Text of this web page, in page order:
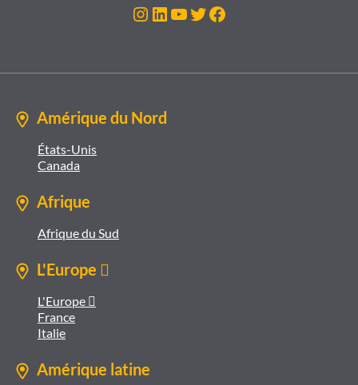
Instagram
LinkedIn
YouTube
Twitter
Facebook
Amérique du Nord
États-Unis
Canada
Afrique
Afrique du Sud
L'Europe 
L'Europe 
France
Italie
Amérique latine